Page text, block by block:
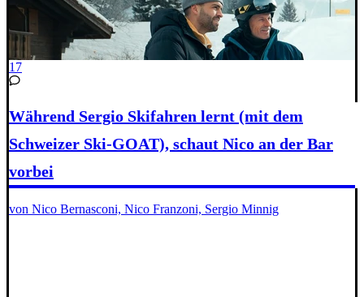
17
Während Sergio Skifahren lernt (mit dem
Schweizer Ski-GOAT), schaut Nico an der Bar
vorbei
von Nico Bernasconi, Nico Franzoni, Sergio Minnig